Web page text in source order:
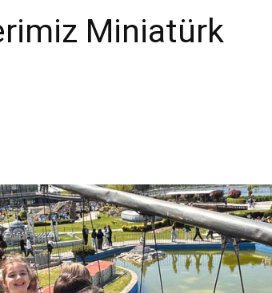
Miniatürk